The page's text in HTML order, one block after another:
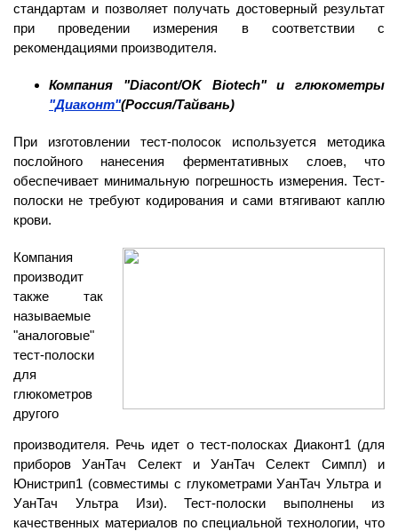
стандартам и позволяет получать достоверный результат
при проведении измерения в соответствии с
рекомендациями производителя.
Компания "Diacont/OK Biotech" и глюкометры
"Диаконт"(Россия/Тайвань)
При изготовлении тест-полосок используется методика
послойного нанесения ферментативных слоев, что
обеспечивает минимальную погрешность измерения. Тест-
полоски не требуют кодирования и сами втягивают каплю
крови.
Компания
производит
также так
называемые
"аналоговые"
тест-полоски
для
глюкометров
другого
производителя. Речь идет о тест-полосках Диаконт1 (для
приборов УанТач Селект и УанТач Селект Симпл) и
Юнистрип1 (совместимы с глукометрами УанТач Ультра и
УанТач Ультра Изи). Тест-полоски выполнены из
качественных материалов по специальной технологии, что